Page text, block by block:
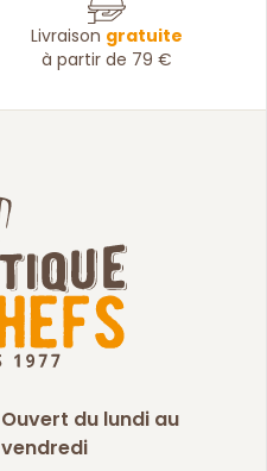
Livraison gratuite
à partir de 79 €
Ouvert du lundi au
vendredi